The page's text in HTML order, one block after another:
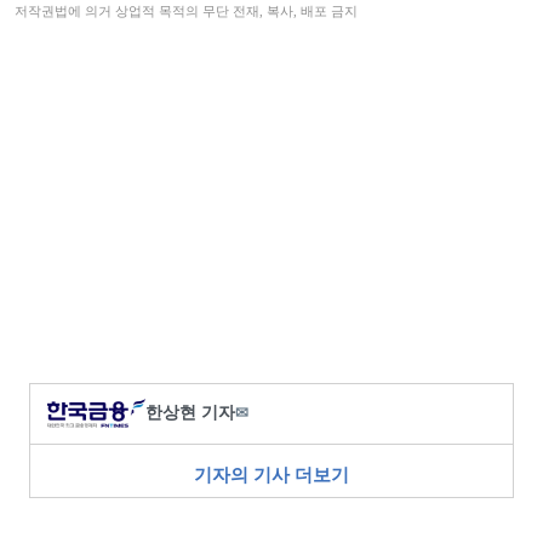
저작권법에 의거 상업적 목적의 무단 전재, 복사, 배포 금지
한상현 기자✉
기자의 기사 더보기